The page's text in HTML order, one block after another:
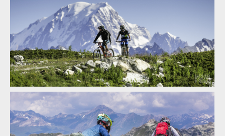
ENDURO2 se v roce 2025 pojede v Meribelu a Verbieru
ENDURO2 se v roce 2025 pojede v Meribelu a Verbieru